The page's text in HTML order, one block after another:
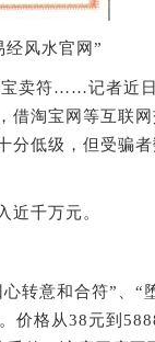
经风水官网”
卖符……记者近
借淘宝网等互联
分低级，但受骗
千万元。
转意和合符”、“
价格从38元到